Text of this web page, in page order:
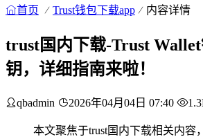
首页 Trust钱包下载app 内容详情
trust国内下载-Trust
钥，详细指南来啦！
qbadmin 2026年04月04日 07:40
本文聚焦于trust国内下载相关内容